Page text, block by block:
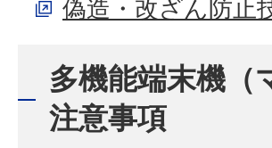
偽造・改ざん防止
多機能端末機（
注意事項